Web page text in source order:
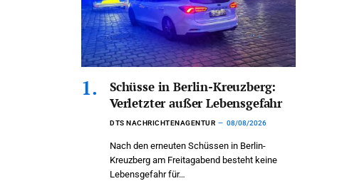
Schüsse in Berlin-Kreuzberg:
Verletzter außer Lebensgefahr
DTS NACHRICHTENAGENTUR 08/08/2026
Nach den erneuten Schüssen in Berlin-
Kreuzberg am Freitagabend besteht keine
Lebensgefahr für…